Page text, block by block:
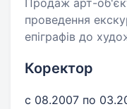
Продаж арт-
проведення
епіграфів до
Коректор
с 08.2007 по